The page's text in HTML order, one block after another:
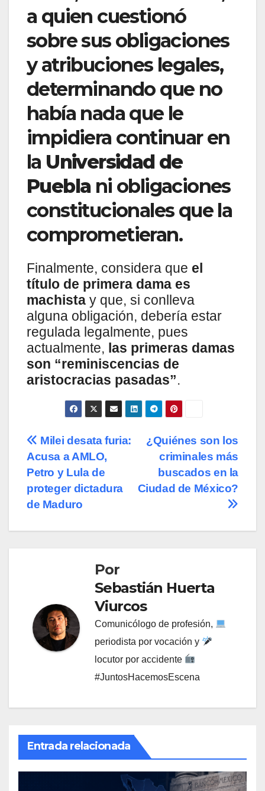
a quien cuestionó
sobre sus obligaciones
y atribuciones legales,
determinando que no
había nada que le
impidiera continuar en
la Universidad de
Pueblani obligaciones
constitucionales que la
comprometieran.
Finalmente, considera que el
título de primera dama es
machista y que, si conlleva
alguna obligación, debería estar
regulada legalmente, pues
actualmente, las primeras damas
son “reminiscencias de
aristocracias pasadas”.
Navegación
de
entradas
¿Quiénes son los
criminales más
buscados en la
Ciudad de México?
Milei desata furia:
Acusa a AMLO,
Petro y Lula de
proteger dictadura
de Maduro
Por
Sebastián Huerta
Viurcos
Comunicólogo de profesión,
periodista por vocación y
locutor por accidente
#JuntosHacemosEscena
Entrada relacionada